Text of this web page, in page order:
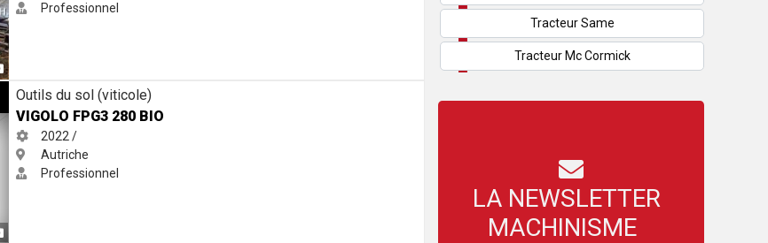
Professionnel
Outils du sol (viticole)
VIGOLO FPG3 280 BIO
2022 /
Autriche
Professionnel
Tracteur Same
Tracteur Mc Cormick
LA NEWSLETTER
MACHINISME